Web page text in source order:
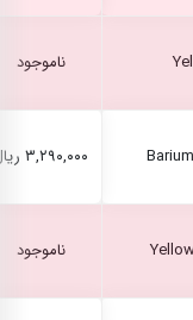
ناموجود
۳,۲۹۰,۰۰۰ ریال
ناموجود